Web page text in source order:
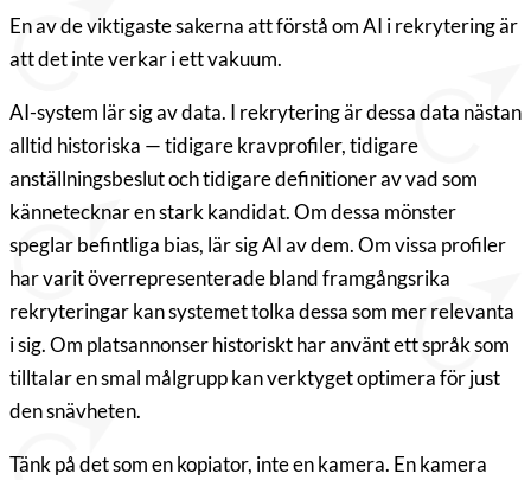
En av de viktigaste sakerna att förstå om AI i rekrytering är
att det inte verkar i ett vakuum.
AI-system lär sig av data. I rekrytering är dessa data nästan
alltid historiska — tidigare kravprofiler, tidigare
anställningsbeslut och tidigare definitioner av vad som
kännetecknar en stark kandidat. Om dessa mönster
speglar befintliga bias, lär sig AI av dem. Om vissa profiler
har varit överrepresenterade bland framgångsrika
rekryteringar kan systemet tolka dessa som mer relevanta
i sig. Om platsannonser historiskt har använt ett språk som
tilltalar en smal målgrupp kan verktyget optimera för just
den snävheten.
Tänk på det som en kopiator, inte en kamera. En kamera